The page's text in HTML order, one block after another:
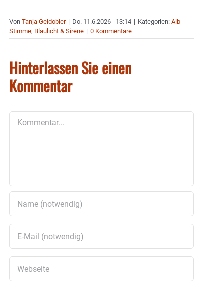
Von Tanja Geidobler | Do. 11.6.2026 - 13:14 | Kategorien: Aib-
Stimme, Blaulicht & Sirene | 0 Kommentare
Hinterlassen Sie einen
Kommentar